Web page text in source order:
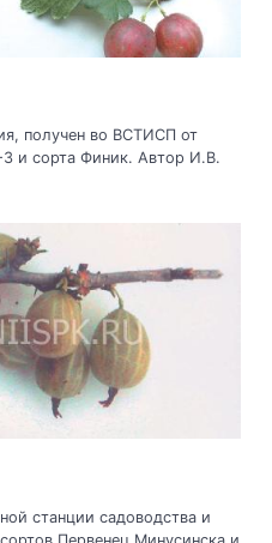
получен во ВСТИСП от
и сорта Финик. Автор И.В.
станции садоводства и